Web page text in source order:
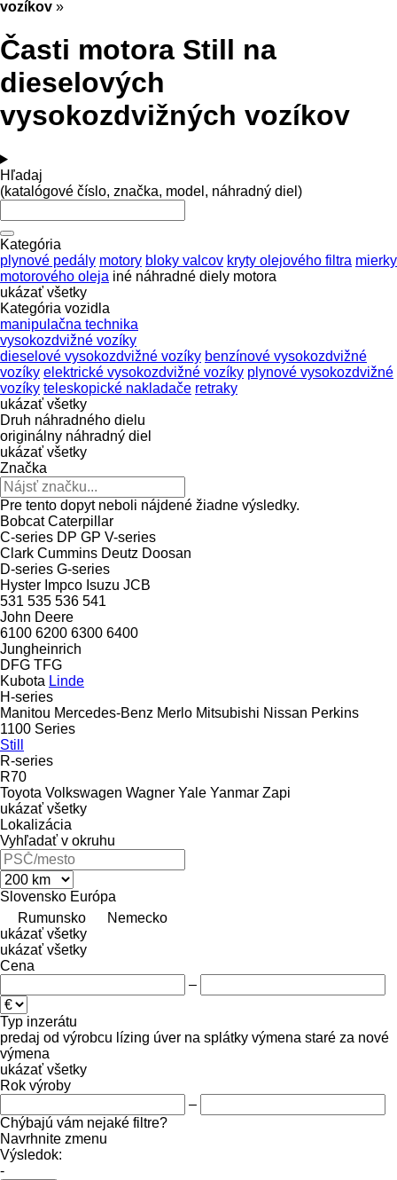
vozíkov »
Časti motora Still na
dieselových
vysokozdvižných vozíkov
Hľadaj
(katalógové číslo, značka, model, náhradný diel)
Kategória
plynové pedály motory bloky valcov kryty olejového filtra mierky
motorového oleja iné náhradné diely motora
ukázať všetky
Kategória vozidla
manipulačna technika
vysokozdvižné vozíky
dieselové vysokozdvižné vozíky benzínové vysokozdvižné
vozíky elektrické vysokozdvižné vozíky plynové vysokozdvižné
vozíky teleskopické nakladače retraky
ukázať všetky
Druh náhradného dielu
originálny náhradný diel
ukázať všetky
Značka
Pre tento dopyt neboli nájdené žiadne výsledky.
Bobcat Caterpillar
C-series DP GP V-series
Clark Cummins Deutz Doosan
D-series G-series
Hyster Impco Isuzu JCB
531 535 536 541
John Deere
6100 6200 6300 6400
Jungheinrich
DFG TFG
Kubota Linde
H-series
Manitou Mercedes-Benz Merlo Mitsubishi Nissan Perkins
1100 Series
Still
R-series
R70
Toyota Volkswagen Wagner Yale Yanmar Zapi
ukázať všetky
Lokalizácia
Vyhľadať v okruhu
Slovensko Európa
Rumunsko
Nemecko
ukázať všetky
ukázať všetky
Cena
–
Typ inzerátu
predaj od výrobcu lízing úver na splátky výmena staré za nové
výmena
ukázať všetky
Rok výroby
–
Chýbajú vám nejaké filtre?
Navrhnite zmenu
Výsledok:
-